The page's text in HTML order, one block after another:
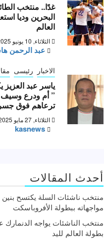
غدًا.. منتخب
البحرين وديا
العالم
الثلاثاء, 10 يونيو 2025, 6:21 م
عبد الرحمن
الاخبار رئيسى
ياسر عبد العزيز
” أم ودرع وسيف
ترعاهم فوق
الثلاثاء, 27 مايو 2025, 11:00 م
kasnews
أحدث المقالات
منتخب ناشئات السلة يكتسح
مواجهاته ببطولة الأفروباسكت
منتخب الناشئات يواجه الدنمارك
بطولة العالم لليد